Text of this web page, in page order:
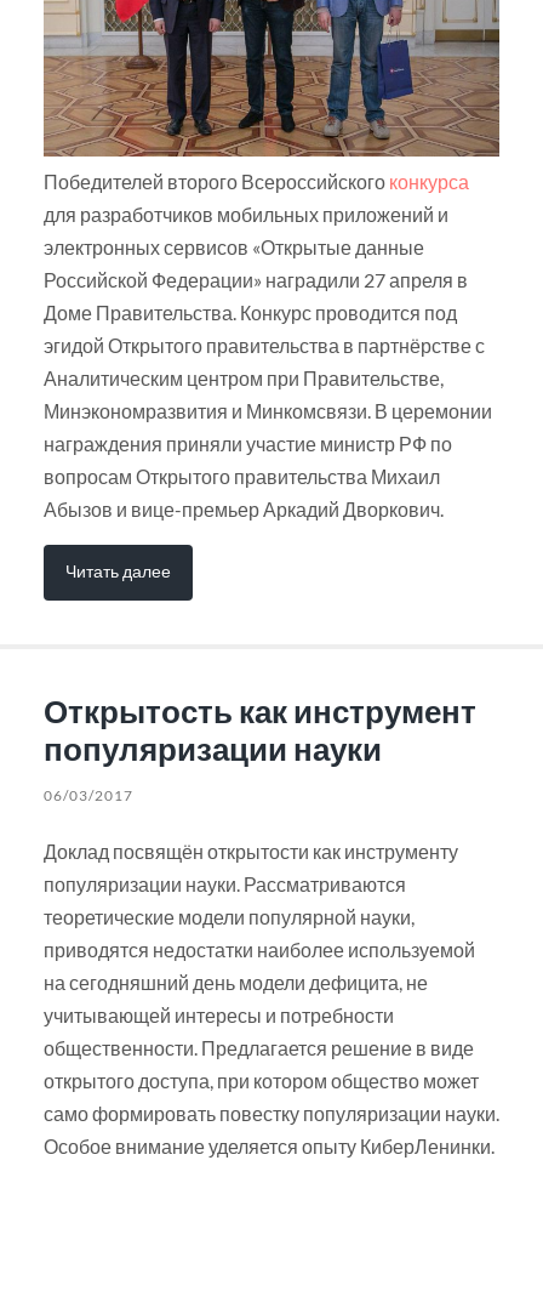
Победителей второго Всероссийского конкурса
для разработчиков мобильных приложений и
электронных сервисов «Открытые данные
Российской Федерации» наградили 27 апреля в
Доме Правительства. Конкурс проводится под
эгидой Открытого правительства в партнёрстве с
Аналитическим центром при Правительстве,
Минэкономразвития и Минкомсвязи. В церемонии
награждения приняли участие министр РФ по
вопросам Открытого правительства Михаил
Абызов и вице-премьер Аркадий Дворкович.
Читать далее
Открытость как инструмент
популяризации науки
06/03/2017
Доклад посвящён открытости как инструменту
популяризации науки. Рассматриваются
теоретические модели популярной науки,
приводятся недостатки наиболее используемой
на сегодняшний день модели дефицита, не
учитывающей интересы и потребности
общественности. Предлагается решение в виде
открытого доступа, при котором общество может
само формировать повестку популяризации науки.
Особое внимание уделяется опыту КиберЛенинки.